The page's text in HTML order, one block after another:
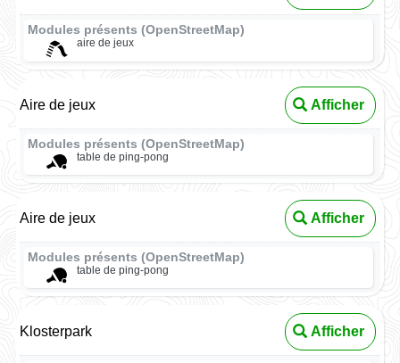
Modules présents (OpenStreetMap)
aire de jeux
Aire de jeux Afficher
Modules présents (OpenStreetMap)
table de ping-pong
Aire de jeux Afficher
Modules présents (OpenStreetMap)
table de ping-pong
Klosterpark Afficher